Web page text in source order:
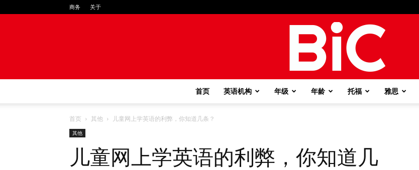
商务 关于
首页 英语机构 年级 年龄 托福 雅思
首页 其他 儿童网上学英语的利弊，你知道几条？
其他
儿童网上学英语的利弊，你知道几